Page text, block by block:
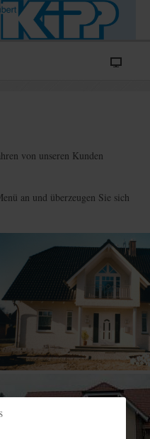
von unseren Kunden
an und überzeugen Sie sich